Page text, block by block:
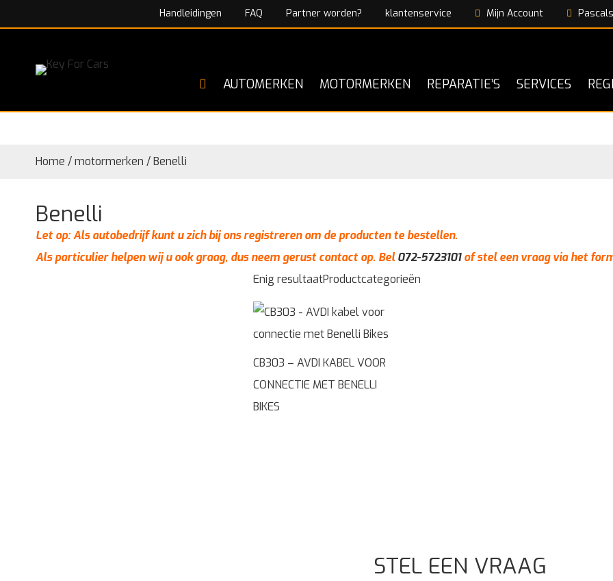
Handleidingen FAQ Partner worden? klantenservice Mijn Account
AUTOMERKEN MOTORMERKEN REPARATIE’S SERVICES
Home /motormerken /Benelli
Benelli
Let op: Als autobedrijf kunt u zich bij ons registreren om de producten te bestellen.
Als particulier helpen wij u ook graag, dus neem gerust contact op. Bel072-5723101of stel een vraag via het
Productcategorieën
Enig resultaat
CB303 – AVDI KABEL VOOR
CONNECTIE MET BENELLI
BIKES
STEL EEN VRAAG